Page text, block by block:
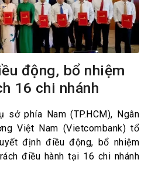
động, bổ nhiệm
16 chi nhánh
phía Nam (TP.HCM), Ngân
Việt Nam (Vietcombank) tổ
định điều động, bổ nhiệm
điều hành tại 16 chi nhánh